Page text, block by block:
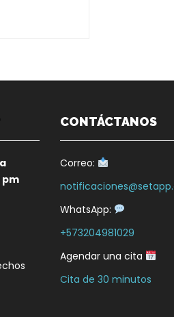
pm
CONTÁCTANOS
Correo:
WhatsApp:
+573204981029
Agendar una cita
Cita de 30 minutos